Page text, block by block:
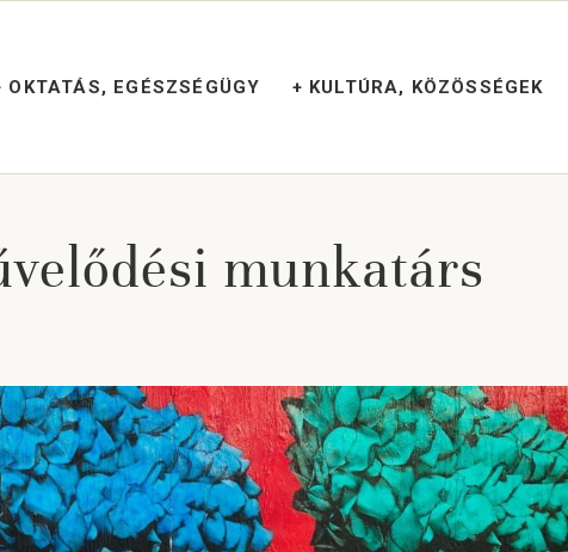
OKTATÁS, EGÉSZSÉGÜGY + KULTÚRA, KÖZÖSSÉGEK
munkatárs